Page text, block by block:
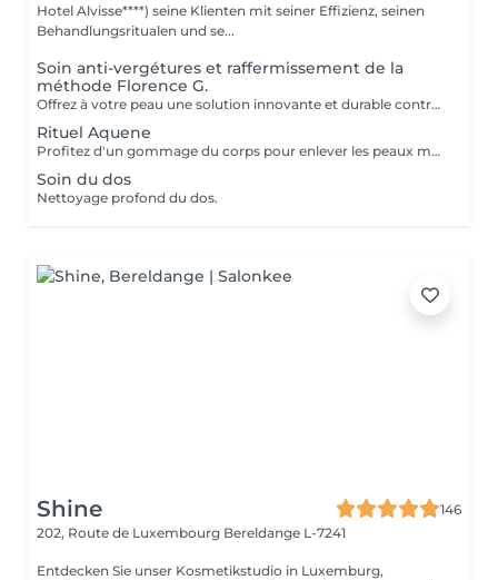
Hotel Alvisse****) seine Klienten mit seiner Effizienz, seinen
Behandlungsritualen und se...
Soin anti-vergétures et raffermissement de la
méthode Florence G.
Offrez à votre peau une solution innovante et durable contre les vergetures grâce à la méthode Florence G. Ce traitement expert agit efficacement sur tous les types de vergetures, qu'elles soient récentes (violettes) ou installées (blanches). Grâce à une technique avancée de stimulation cutanée, la peau se régénère en profondeur, permettant d'atténuer visiblement les marques jusqu'à leur disparition progressive. Le résultat : une peau plus lisse, plus uniforme et visiblement réparée. L'un des grands avantages de cette méthode est son efficacité durable : les résultats obtenus sont définitifs, sans nécessité d'entretien régulier. Retrouvez confiance en votre peau avec une solution professionnelle, sûre et performante.
Rituel Aquene
Profitez d'un gommage du corps pour enlever les peaux mortes et retrouver une peau de bébé, d'un enveloppement pour renourrir et d'un massage pour le lâcher prise.
Soin du dos
Nettoyage profond du dos.
Shine
146
202, Route de Luxembourg Bereldange L-7241
Entdecken Sie unser Kosmetikstudio in Luxemburg,